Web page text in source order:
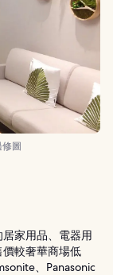
圖
家用品、電器用
較奢華商場低
、Panasonic